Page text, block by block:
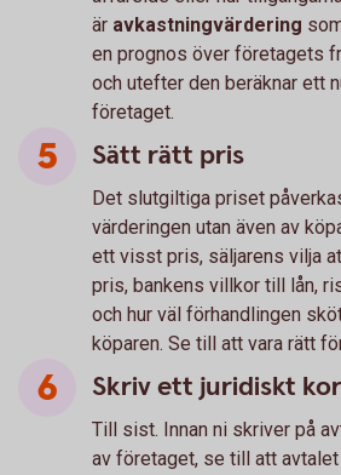
är avkastningvärdering
en prognos över företagets
och utefter den beräknar ett
företaget.
Sätt rätt pris
Det slutgiltiga priset
värderingen utan även av
ett visst pris, säljarens vilja
pris, bankens villkor till lån,
och hur väl förhandlingen
köparen. Se till att vara rätt
Skriv ett juridiskt
Till sist. Innan ni skriver på
av företaget, se till att